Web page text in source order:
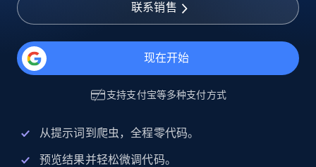
联系销售
现在开始
支持支付宝等多种支付方式
从提示词到爬虫，全程零代码。
预览结果并轻松微调代码。